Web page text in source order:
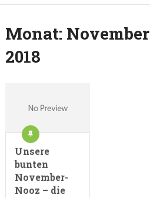
Monat: November
2018
Unsere
bunten
November-
Nooz – die